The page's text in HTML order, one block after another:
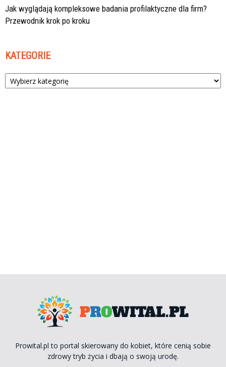
Jak wyglądają kompleksowe badania profilaktyczne dla firm?
Przewodnik krok po kroku
KATEGORIE
Kategorie
Prowital.pl to portal skierowany do kobiet, które cenią sobie
zdrowy tryb życia i dbają o swoją urodę.